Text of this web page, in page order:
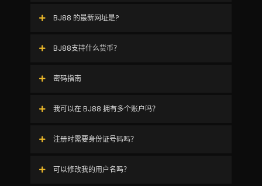
BJ88 的最新网址是?
BJ88支持什么货币？
密码指南
我可以在 BJ88 拥有多个账户吗？
注册时需要身份证号码吗？
可以修改我的用户名吗？